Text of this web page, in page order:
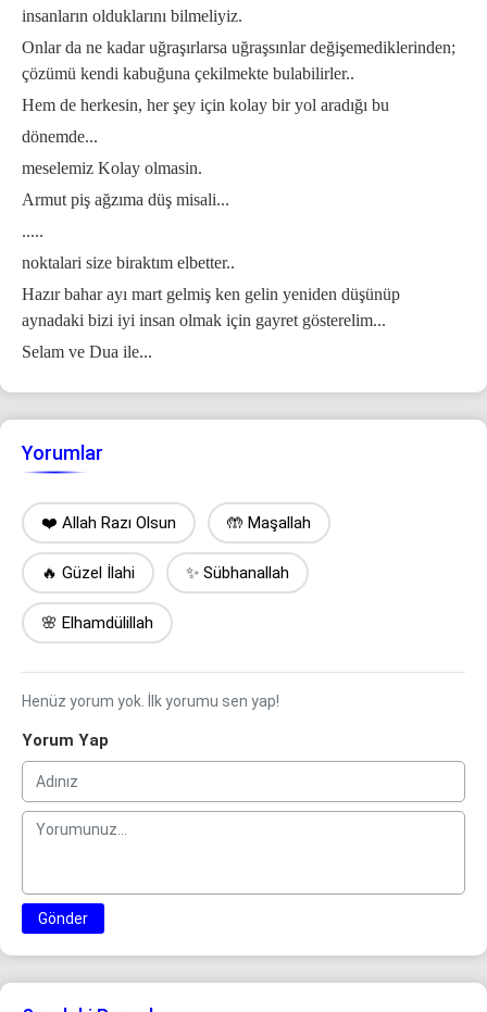
insanların olduklarını bilmeliyiz.
Onlar da ne kadar uğraşırlarsa uğraşsınlar değişemediklerinden;
çözümü kendi kabuğuna çekilmekte bulabilirler..
Hem de herkesin, her şey için kolay bir yol aradığı bu
dönemde...
meselemiz Kolay olmasin.
Armut piş ağzıma düş misali...
.....
noktalari size biraktım elbetter..
Hazır bahar ayı mart gelmiş ken gelin yeniden düşünüp
aynadaki bizi iyi insan olmak için gayret gösterelim...
Selam ve Dua ile...
Yorumlar
❤️ Allah Razı Olsun 🤲 Maşallah
🔥 Güzel İlahi ✨ Sübhanallah
🌸 Elhamdülillah
Henüz yorum yok. İlk yorumu sen yap!
Yorum Yap
Gönder